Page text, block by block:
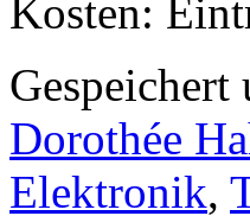
Kosten:
Gespeichert
Dorothée
Elektronik,